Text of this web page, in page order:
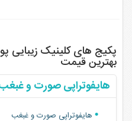
پکیج های کلینیک زیبایی
بهترین قیمت
هایفوتراپی صورت و
هایفوتراپی صورت و غبغب